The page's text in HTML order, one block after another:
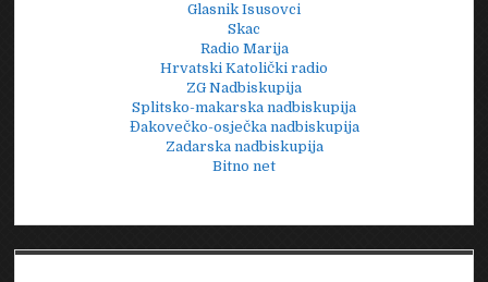
Glasnik Isusovci
Skac
Radio Marija
Hrvatski Katolički radio
ZG Nadbiskupija
Splitsko-makarska nadbiskupija
Đakovečko-osječka nadbiskupija
Zadarska nadbiskupija
Bitno net